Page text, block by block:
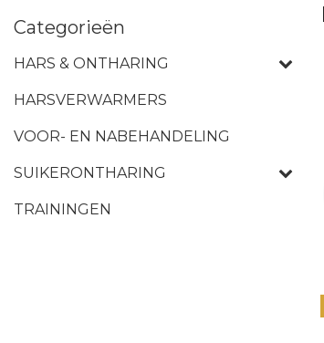
Categorieën
HARS & ONTHARING
HARSVERWARMERS
VOOR- EN NABEHANDELING
SUIKERONTHARING
TRAININGEN